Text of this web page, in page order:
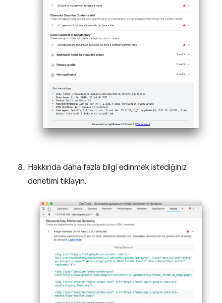
Hakkında daha fazla bilgi edinmek istediğiniz
denetimi tıklayın.